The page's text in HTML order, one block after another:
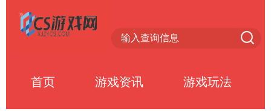
首页 游戏资讯 游戏玩法